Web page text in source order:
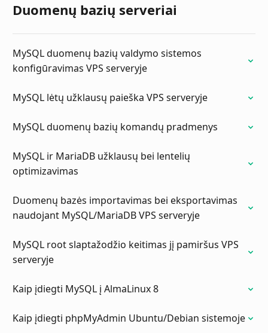
Duomenų bazių serveriai
MySQL duomenų bazių valdymo sistemos
konfigūravimas VPS serveryje
MySQL lėtų užklausų paieška VPS serveryje
MySQL duomenų bazių komandų pradmenys
MySQL ir MariaDB užklausų bei lentelių
optimizavimas
Duomenų bazės importavimas bei eksportavimas
naudojant MySQL/MariaDB VPS serveryje
MySQL root slaptažodžio keitimas jį pamiršus VPS
serveryje
Kaip įdiegti MySQL į AlmaLinux 8
Kaip įdiegti phpMyAdmin Ubuntu/Debian sistemoje